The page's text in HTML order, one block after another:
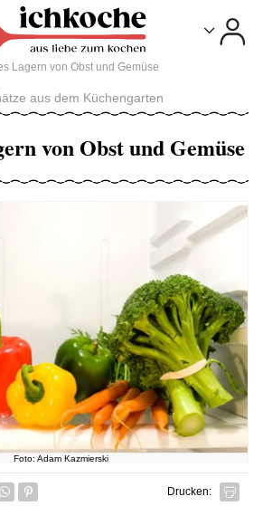
Lagern von Obst und Gemüse
aus dem Küchengarten
von Obst und Gemüse
Foto: Adam Kazmierski
senden
Pin it Drucken: